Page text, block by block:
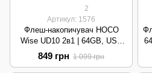
2
Артикул: 1576
Флеш-накопичувач HOCO
Wise UD10 2в1 | 64GB, USB
3.0, Type-C OTG, Metal | Silver
849 грн 1 099 грн